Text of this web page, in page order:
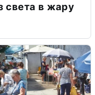
света в жару